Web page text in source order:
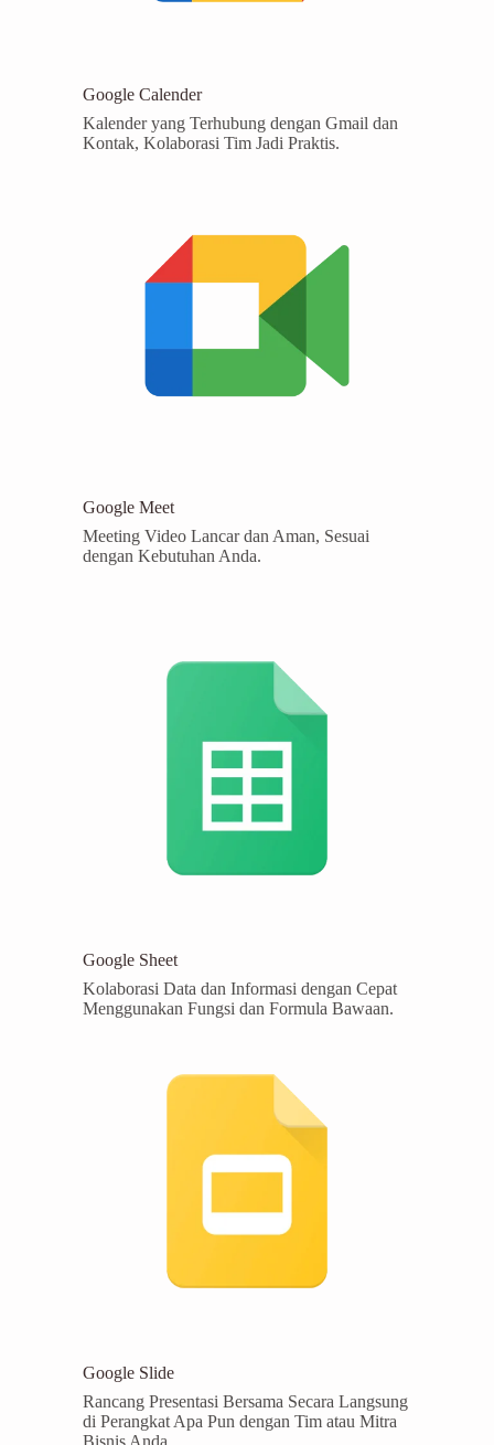
Google Calender
Kalender yang Terhubung dengan Gmail dan
Kontak, Kolaborasi Tim Jadi Praktis.
Google Meet
Meeting Video Lancar dan Aman, Sesuai
dengan Kebutuhan Anda.
Google Sheet
Kolaborasi Data dan Informasi dengan Cepat
Menggunakan Fungsi dan Formula Bawaan.
Google Slide
Rancang Presentasi Bersama Secara Langsung
di Perangkat Apa Pun dengan Tim atau Mitra